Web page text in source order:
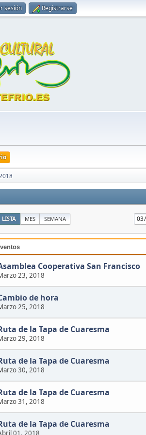
sesión Registrarse
LISTA MES SEMANA
Cooperativa San Francisco
23, 2018
de hora
25, 2018
de la Tapa de Cuaresma
29, 2018
de la Tapa de Cuaresma
30, 2018
de la Tapa de Cuaresma
31, 2018
de la Tapa de Cuaresma
01, 2018